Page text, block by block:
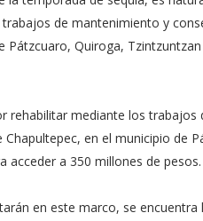
de mantenimiento y
Quiroga,
rehabilitar mediante los
en el municipio de
acceder a 350 millones de pesos.
en este marco, se